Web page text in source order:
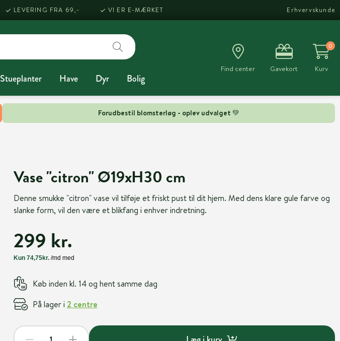
Forudbestil blomsterløg - oplev udvalget 💚
LEVERING FRA 69,- VI ER E-MÆRKET Erhvervskunde
Stueplanter Have Dyr Bolig
Find center Gavekort
0
Kurv
Vase "citron" Ø19xH30 cm
Denne smukke "citron" vase vil tilføje et friskt pust til dit hjem. Med dens klare gule farve og
slanke form, vil den være et blikfang i enhver indretning.
299 kr.
Køb inden kl. 14 og hent samme dag
På lager i 2 centre